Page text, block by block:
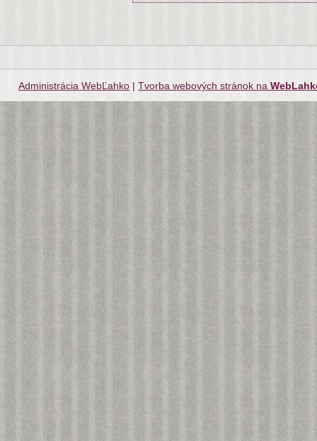
Administrácia WebĽahko | Tvorba webových stránok na